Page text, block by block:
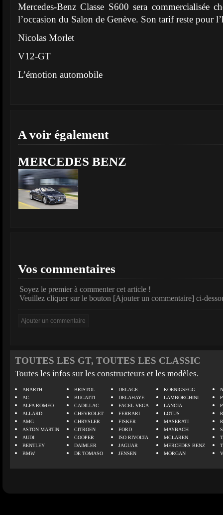
Mercedes-Benz Classe S600 sera commercialisée
l’occasion du Salon de Genève. Son tarif reste pour
Nicolas Morlet
V12-GT
L’émotion automobile
A voir également
MERCEDES BENZ
Vos commentaires
Soyez le premier à commenter cet article !
Veuillez cliquer sur le bouton [Ajouter un commentaire] ci-
TOUTES LES GT, TOUTES LES CLASSIC
Toutes les infos sur les constructeurs et les modèles.
ABARTH
AC
ALFA ROMEO
ALLARD
AMG
ASTON MARTIN
AUDI
BENTLEY
BMW
BRISTOL
BUGATTI
CADILLAC
CHEVROLET
CHRYSLER
CITROEN
COOPER
DAIMLER
DE TOMASO
DELAGE
DELAHAYE
FACEL VEGA
FERRARI
FISKER
FORD
ISO RIVOLTA
JAGUAR
JENSEN
KOENIGSEGG
LAMBORGHINI
LANCIA
LOTUS
MASERATI
MAYBACH
MCLAREN
MERCEDES BENZ
MORGAN